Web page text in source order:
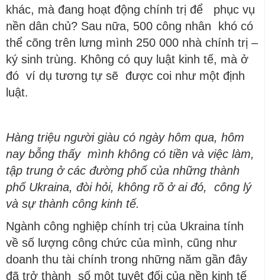
khác, mà đang hoạt động chính trị để phục vụ
nền dân chủ? Sau nữa, 500 công nhân khó có
thể cõng trên lưng mình 250 000 nhà chính trị –
ký sinh trùng. Không có quy luật kinh tế, mà ở
đó ví dụ tương tự sẽ được coi như một định
luật.
Hàng triệu người giàu có ngày hôm qua, hôm
nay bỗng thấy mình không có tiền và việc làm,
tập trung ởcác đường phốcủa những thành
phốUkraina, đòi hỏi, không rõ ởai đó, công lý
và sựthành công kinh tế.
Ngành công nghiệp chính trị của Ukraina tính
về số lượng công chức của mình, cũng như
doanh thu tài chính trong những năm gần đây
đã trở thành số một tuyệt đối của nền kinh tế